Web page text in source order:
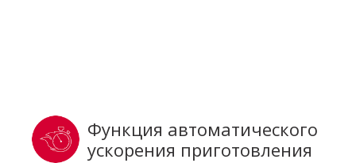
Функция автоматического
ускорения приготовления